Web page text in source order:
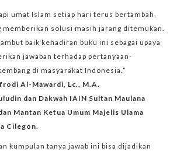
umat Islam setiap hari terus bertambah,
memberikan solusi masih jarang ditemukan.
baik kehadiran buku ini sebagai upaya
jawaban terhadap pertanyaan-
di masyarakat Indonesia.”
Al-Mawardi, Lc., M.A.
dan Dakwah IAIN Sultan Maulana
Mantan Ketua Umum Majelis Ulama
Cilegon.
kumpulan tanya jawab ini bisa dijadikan